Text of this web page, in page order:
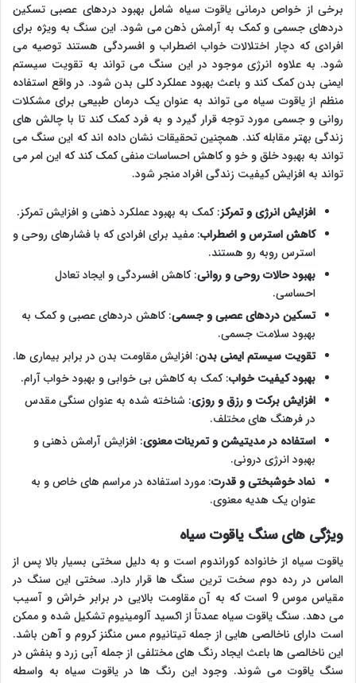
برخی از خواص درمانی یاقوت سیاه شامل بهبود دردهای عصبی تسکین
دردهای جسمی و کمک به آرامش ذهن می شود. این سنگ به ویژه برای
افرادی که دچار اختلالات خواب اضطراب و افسردگی هستند توصیه می
شود. به علاوه انرژی موجود در این سنگ می تواند به تقویت سیستم
ایمنی بدن کمک کند و باعث بهبود عملکرد کلی بدن شود. در واقع استفاده
منظم از یاقوت سیاه می تواند به عنوان یک درمان طبیعی برای مشکلات
روانی و جسمی مورد توجه قرار گیرد و به فرد کمک کند تا با چالش های
زندگی بهتر مقابله کند. همچنین تحقیقات نشان داده اند که این سنگ می
تواند به بهبود خلق و خو و کاهش احساسات منفی کمک کند که این امر می
تواند به افزایش کیفیت زندگی افراد منجر شود.
افزایش انرژی و تمرکز: کمک به بهبود عملکرد ذهنی و افزایش تمرکز.
کاهش استرس و اضطراب: مفید برای افرادی که با فشارهای روحی و
استرس روبه رو هستند.
بهبود حالات روحی و روانی: کاهش افسردگی و ایجاد تعادل
احساسی.
تسکین دردهای عصبی و جسمی: کاهش دردهای عصبی و کمک به
بهبود سلامت جسمی.
تقویت سیستم ایمنی بدن: افزایش مقاومت بدن در برابر بیماری ها.
بهبود کیفیت خواب: کمک به کاهش بی خوابی و بهبود خواب آرام.
افزایش برکت و رزق و روزی: شناخته شده به عنوان سنگی مقدس
در فرهنگ های مختلف.
استفاده در مدیتیشن و تمرینات معنوی: افزایش آرامش ذهنی و
بهبود انرژی درونی.
نماد خوشبختی و قدرت: مورد استفاده در مراسم های خاص و به
عنوان یک هدیه معنوی.
ویژگی های سنگ یاقوت سیاه
یاقوت سیاه از خانواده کوراندوم است و به دلیل سختی بسیار بالا پس از
الماس در رده دوم سخت ترین سنگ ها قرار دارد. سختی این سنگ در
مقیاس موس 9 است که به آن مقاومت بالایی در برابر خراش و آسیب
می دهد. سنگ یاقوت سیاه عمدتاً از اکسید آلومینیوم تشکیل شده و ممکن
است دارای ناخالصی هایی از جمله تیتانیوم مس منگنز کروم و آهن باشد.
این ناخالصی ها باعث ایجاد رنگ های مختلفی از جمله آبی زرد و بنفش در
سنگ یاقوت می شوند. وجود این رنگ ها در یاقوت سیاه به واسطه